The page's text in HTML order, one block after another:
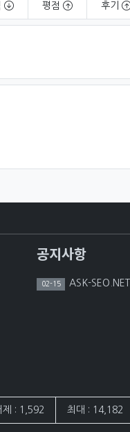
평점 후기
공지사항
02-15 ASK-
제 : 1,592 최대 : 14,182